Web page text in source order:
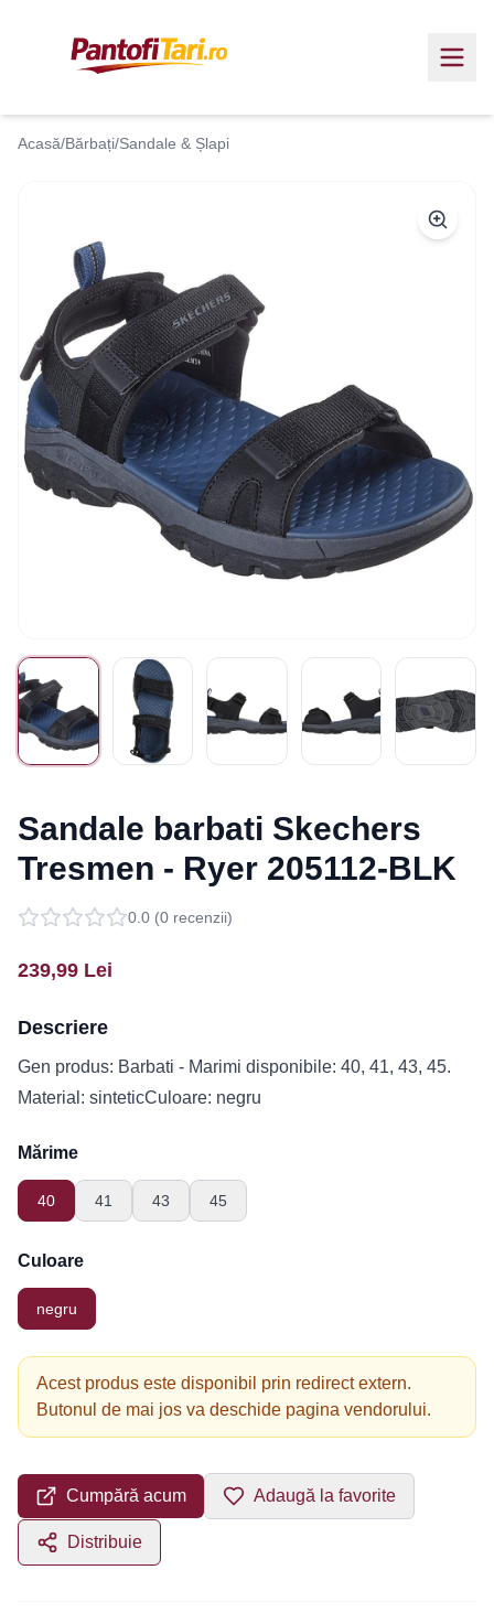
Acasă/Bărbați/Sandale & Șlapi
Sandale barbati Skechers
Tresmen - Ryer 205112-BLK
0.0 (0 recenzii)
239,99 Lei
Descriere
Gen produs: Barbati - Marimi disponibile: 40, 41, 43, 45.
Material: sinteticCuloare: negru
Mărime
40 41 43 45
Culoare
negru
Acest produs este disponibil prin redirect extern.
Butonul de mai jos va deschide pagina vendorului.
Cumpără acum Adaugă la favorite
Distribuie